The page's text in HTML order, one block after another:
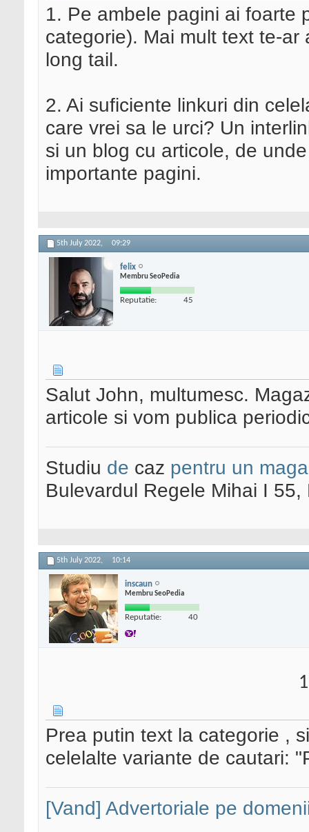
1. Pe ambele pagini ai foarte
categorie). Mai mult text te-
long tail.
2. Ai suficiente linkuri din
care vrei sa le urci? Un
si un blog cu articole, de
importante pagini.
5th July 2022, 09:29
felix
Membru SeoPedia
Reputatie: 45
Salut John, multumesc.
articole si vom publica
Studiu de caz pentru un
Bulevardul Regele Mihai I
5th July 2022, 10:14
inscaun
Membru SeoPedia
Reputatie: 40
Prea putin text la categorie ,
celelalte variante de cautari:
[Vand] Advertoriale pe